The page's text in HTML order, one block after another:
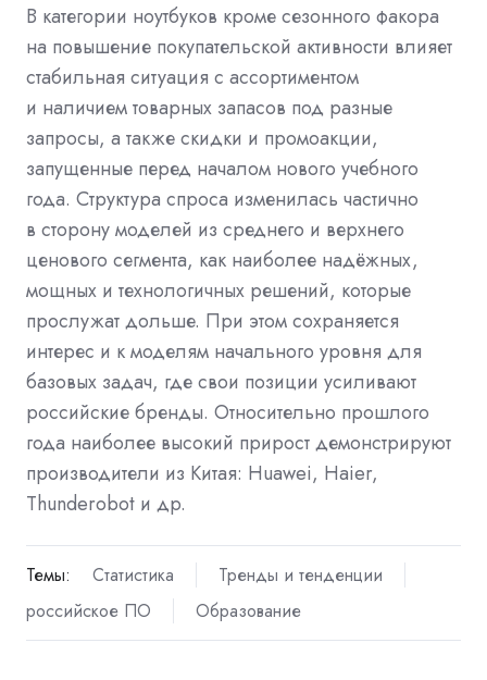
В категории ноутбуков кроме сезонного факора
на повышение покупательской активности влияет
стабильная ситуация с ассортиментом
и наличием товарных запасов под разные
запросы, а также скидки и промоакции,
запущенные перед началом нового учебного
года. Структура спроса изменилась частично
в сторону моделей из среднего и верхнего
ценового сегмента, как наиболее надёжных,
мощных и технологичных решений, которые
прослужат дольше. При этом сохраняется
интерес и к моделям начального уровня для
базовых задач, где свои позиции усиливают
российские бренды. Относительно прошлого
года наиболее высокий прирост демонстрируют
производители из Китая: Huawei, Haier,
Thunderobot и др.
Темы: Статистика
Тренды и тенденции
российское ПО
Образование